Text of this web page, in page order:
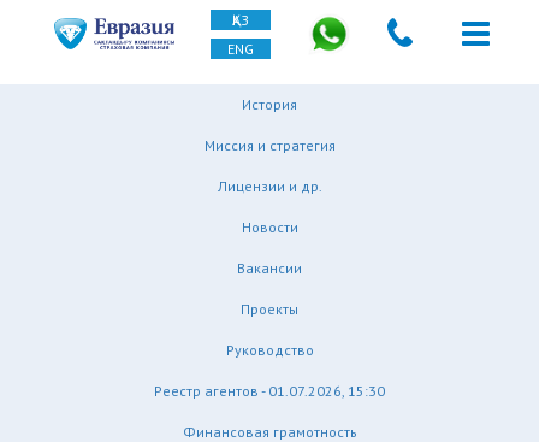
ҚАЗ
ENG
История
Миссия и стратегия
Лицензии и др.
Новости
Вакансии
Проекты
Руководство
Реестр агентов - 01.07.2026, 15:30
Финансовая грамотность